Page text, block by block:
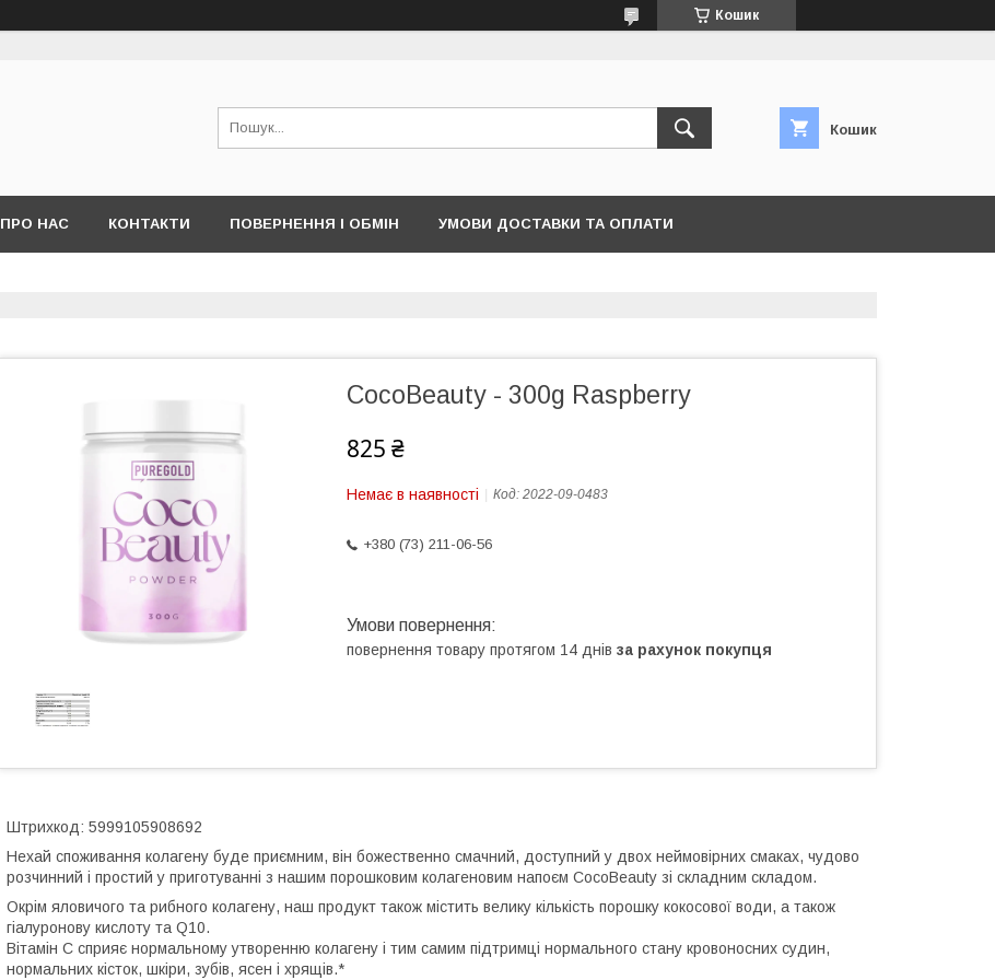
Кошик
Кошик
ПРО НАС КОНТАКТИ ПОВЕРНЕННЯ І ОБМІН УМОВИ ДОСТАВКИ ТА ОПЛАТИ
CocoBeauty - 300g Raspberry
825 ₴
Немає в наявності Код: 2022-09-0483
+380 (73) 211-06-56
повернення товару протягом 14 днів за рахунок покупця
Штрихкод: 5999105908692
Нехай споживання колагену буде приємним, він божественно смачний, доступний у двох неймовірних смаках, чудово
розчинний і простий у приготуванні з нашим порошковим колагеновим напоєм CocoBeauty зі складним складом.
Окрім яловичого та рибного колагену, наш продукт також містить велику кількість порошку кокосової води, а також
гіалуронову кислоту та Q10.
Вітамін С сприяє нормальному утворенню колагену і тим самим підтримці нормального стану кровоносних судин,
нормальних кісток, шкіри, зубів, ясен і хрящів.*